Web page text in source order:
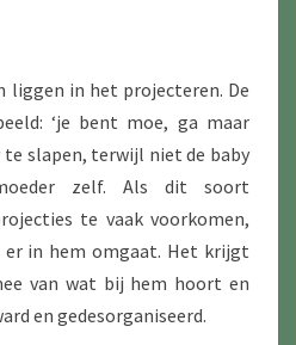
liggen in het projecteren. De
‘je bent moe, ga maar
te slapen, terwijl niet de baby
zelf. Als dit soort
te vaak voorkomen,
in hem omgaat. Het krijgt
van wat bij hem hoort en
en gedesorganiseerd.